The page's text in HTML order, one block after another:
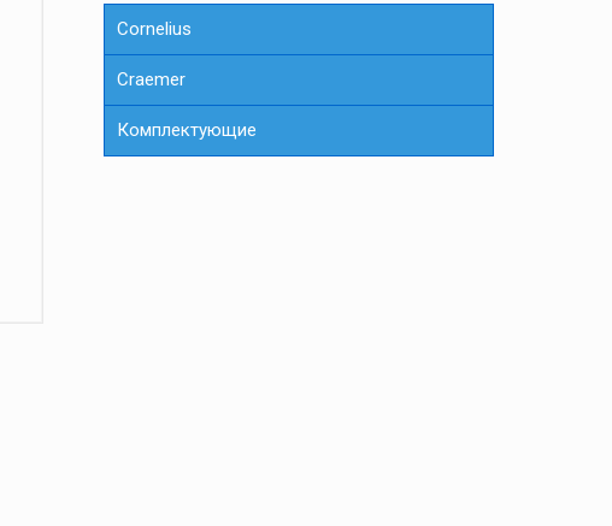
Cornelius
Сraemer
Комплектующие